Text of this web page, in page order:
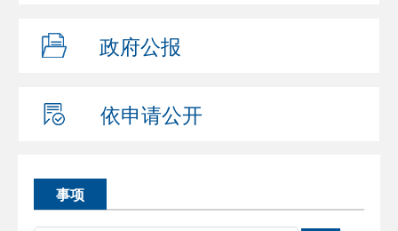
政府公报
依申请公开
事项